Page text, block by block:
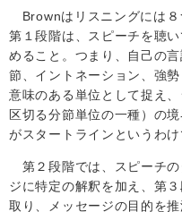
Brownはリスニングには
第１段階は、スピーチを聴
めること。つまり、自己の
節、イントネーション、強勢
意味のある単位として捉え
区切る分節単位の一種）の
がスタートラインというわけ
第２段階では、スピーチ
ジに特定の解釈を加え、第
取り、メッセージの目的を